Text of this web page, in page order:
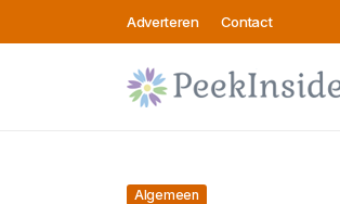
Adverteren Contact
Algemeen